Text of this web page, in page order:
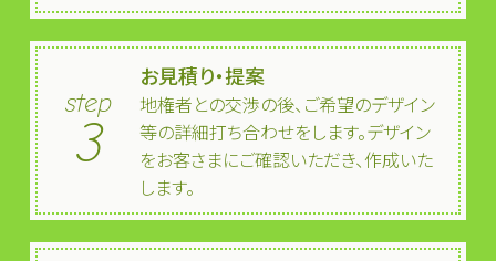
step
3
お見積り・提案
地権者との交渉の後、ご希望のデザイン
等の詳細打ち合わせをします。デザイン
をお客さまにご確認いただき、作成いた
します。